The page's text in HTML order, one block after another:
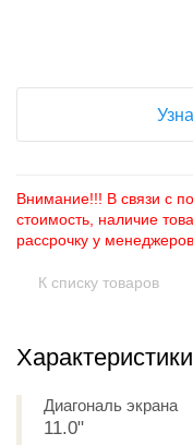
Внимание!!! В связи с
стоимость, наличие
рассрочку у менеджеров.
К списку товаров
Характеристики
Диагональ экрана
11.0"